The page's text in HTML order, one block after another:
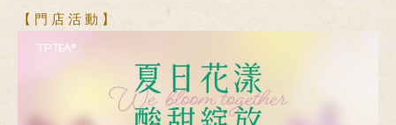
【 門 店 活 動 】